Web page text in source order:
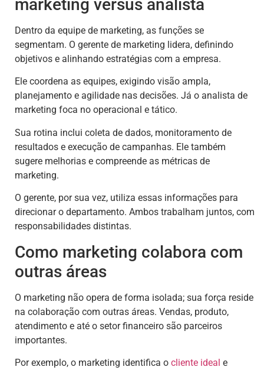
marketing versus analista
Dentro da equipe de marketing, as funções se
segmentam. O gerente de marketing lidera, definindo
objetivos e alinhando estratégias com a empresa.
Ele coordena as equipes, exigindo visão ampla,
planejamento e agilidade nas decisões. Já o analista de
marketing foca no operacional e tático.
Sua rotina inclui coleta de dados, monitoramento de
resultados e execução de campanhas. Ele também
sugere melhorias e compreende as métricas de
marketing.
O gerente, por sua vez, utiliza essas informações para
direcionar o departamento. Ambos trabalham juntos, com
responsabilidades distintas.
Como marketing colabora com
outras áreas
O marketing não opera de forma isolada; sua força reside
na colaboração com outras áreas. Vendas, produto,
atendimento e até o setor financeiro são parceiros
importantes.
Por exemplo, o marketing identifica o cliente ideal e